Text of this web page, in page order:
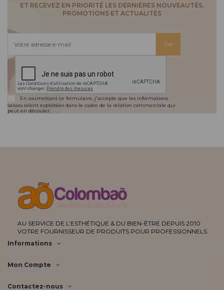
ET RECEVEZ EN PRIORITÉ LES DERNIÈRES NOUVEAUTÉS,
PROMOTIONS ET ACTUALITÉS
En soumettant ce formulaire, j'accepte que les informations
saisies soient exploitées dans le cadre de la relation commerciale qui
peut en découler.
AU SERVICE DE L’ESTHÉTIQUE & DU BIEN-ÊTRE DEPUIS 2010
VOTRE FOURNISSEUR DE PRODUITS POUR PROFESSIONNELS
Informations
Mon Compte
Contactez-nous